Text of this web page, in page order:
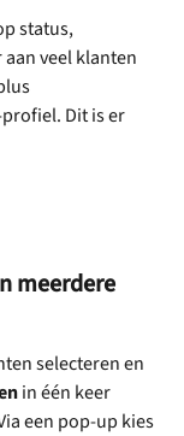
status,
veel klanten
Dit is er
meerdere
selecteren en
in één keer
een pop-up kies